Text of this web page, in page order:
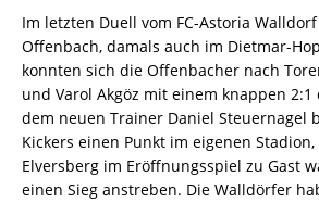
Im letzten Duell vom FC-Astoria
Offenbach, damals auch im Dietmar-
konnten sich die Offenbacher nach
und Varol Akgöz mit einem knappen
dem neuen Trainer Daniel Steuernagel
Kickers einen Punkt im eigenen Stadion,
Elversberg im Eröffnungsspiel zu Gast
einen Sieg anstreben. Die Walldörfer